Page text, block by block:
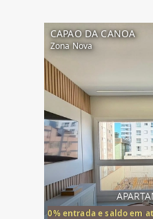
CAPAO DA CANOA
Zona Nova
20% entrada e saldo em